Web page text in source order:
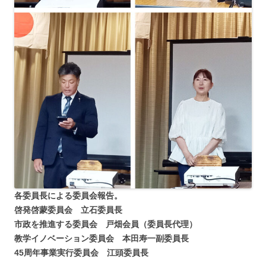
各委員長による委員会報告。
啓発啓蒙委員会 立石委員長
市政を推進する委員会 戸畑会員（委員長代理）
教学イノベーション委員会 本田寿一副委員長
45周年事業実行委員会 江頭委員長